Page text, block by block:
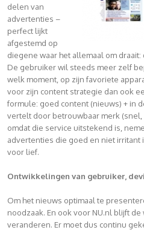
delen van
advertenties –
perfect lijkt
afgestemd op
diegene waar het allemaal om
De gebruiker wil steeds meer zelf
welk moment, op zijn favoriete
voor zijn content strategie dan ook
formule: goed content (nieuws) + in
vertelt door betrouwbaar merk (snel,
omdat die service uitstekend is,
advertenties die goed en niet
voor lief.
Ontwikkelingen van gebruiker,
Om het nieuws optimaal te
noodzaak. En ook voor NU.nl blijft
veranderen. Er moet dus continu